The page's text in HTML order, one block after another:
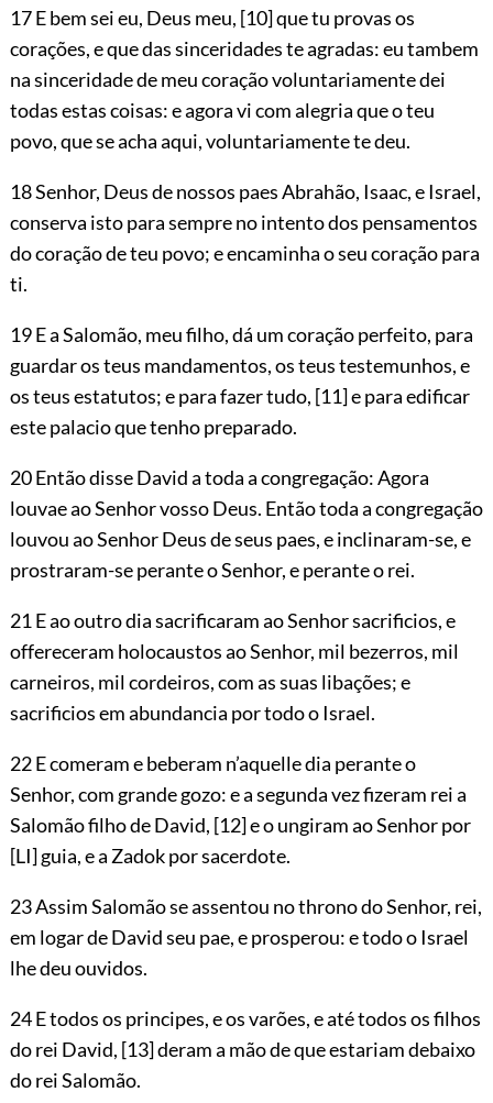
17 E bem sei eu, Deus meu, [10]que tu provas os
corações, e que das sinceridades te agradas: eu tambem
na sinceridade de meu coração voluntariamente dei
todas estas coisas: e agora vi com alegria que o teu
povo, que se acha aqui, voluntariamente te deu.
18 Senhor, Deus de nossos paes Abrahão, Isaac, e Israel,
conserva isto para sempre no intento dos pensamentos
do coração de teu povo; e encaminha o seu coração para
ti.
19 E a Salomão, meu filho, dá um coração perfeito, para
guardar os teus mandamentos, os teus testemunhos, e
os teus estatutos; e para fazer tudo, [11]e paraedificar
este palacio que tenho preparado.
20 Então disse David a toda a congregação: Agora
louvae ao Senhor vosso Deus. Então toda a congregação
louvou ao Senhor Deus de seus paes, e inclinaram-se, e
prostraram-se perante o Senhor, e perante o rei.
21 E ao outro dia sacrificaram ao Senhor sacrificios, e
offereceram holocaustos ao Senhor, mil bezerros, mil
carneiros, mil cordeiros, com as suas libações; e
sacrificios em abundancia por todo o Israel.
22 E comeram e beberam n’aquelle dia perante o
Senhor, com grande gozo: e a segunda vez fizeram rei a
Salomão filho de David, [12]e o ungiram ao Senhor por
[LI]guia, e a Zadok por sacerdote.
23 Assim Salomão se assentou no throno do Senhor, rei,
em logar de David seu pae, e prosperou: e todo o Israel
lhe deu ouvidos.
24 E todos os principes, e os varões, e até todos os filhos
do rei David, [13]deram a mão de que estariam debaixo
do rei Salomão.